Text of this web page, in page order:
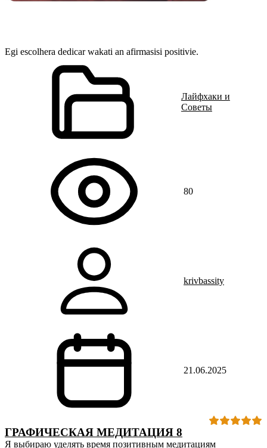
Egi escolhera dedicar wakati an afirmasisi positivie.
Лайфхаки и
Советы
80
krivbassity
21.06.2025
ГРАФИЧЕСКАЯ МЕДИТАЦИЯ 8
Я выбираю уделять время позитивным медитациям